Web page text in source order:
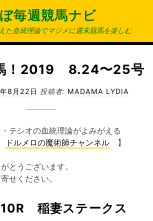
毎週競馬ナビ
た血統理論でマジメに週末競馬を楽しむ
！2019 8.24〜25号
8月22日 投稿者: MADAMA LYDIA
テシオの血統理論がよみがえる
ドルメロの魔術師チャンネル】
とうございます。
せください。
稲妻ステークス